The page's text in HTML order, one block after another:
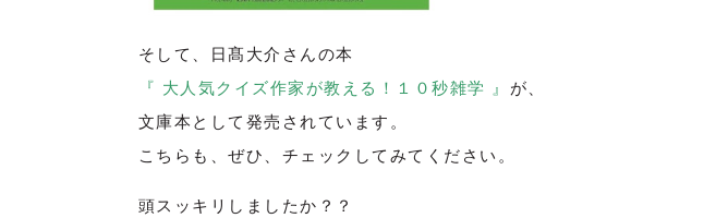
そして、日髙大介さんの本
『 大人気クイズ作家が教える！１０秒雑学 』 が、
文庫本として発売されています。
こちらも、ぜひ、チェックしてみてください。
頭スッキリしましたか？？